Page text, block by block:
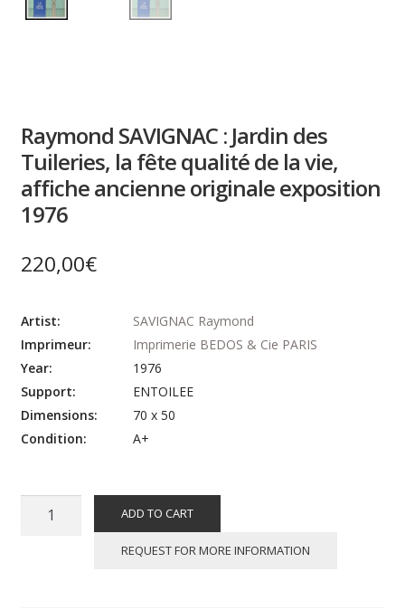
Raymond SAVIGNAC : Jardin des
Tuileries, la fête qualité de la vie,
affiche ancienne originale exposition
1976
220,00€
Artist:
SAVIGNAC Raymond
Imprimeur:
Imprimerie BEDOS & Cie PARIS
Year:
1976
Support:
ENTOILEE
Dimensions:
70 x 50
Condition:
A+
Raymond
ADD TO CART
REQUEST FOR MORE INFORMATION